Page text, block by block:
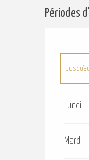
Périodes
Lundi
Mardi